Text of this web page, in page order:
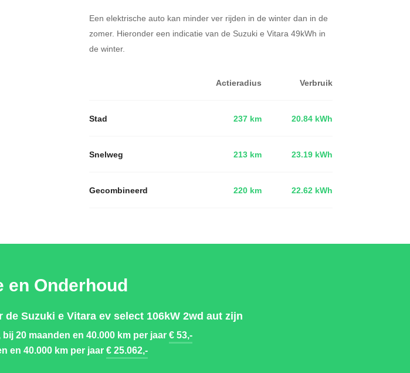
Een elektrische auto kan minder ver rijden in de winter dan in de
zomer. Hieronder een indicatie van de Suzuki e Vitara 49kWh in
de winter.
Actieradius Verbruik
Stad 237 km 20.84 kWh
Snelweg 213 km 23.19 kWh
Gecombineerd 220 km 22.62 kWh
en Onderhoud
Suzuki e Vitara ev select 106kW 2wd aut zijn
20 maanden en 40.000 km per jaar€ 53,-
en 40.000 km per jaar€ 25.062,-